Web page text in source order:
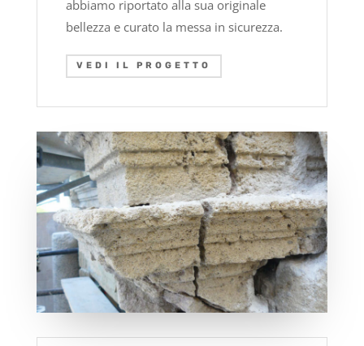
abbiamo riportato alla sua originale
bellezza e curato la messa in sicurezza.
VEDI IL PROGETTO